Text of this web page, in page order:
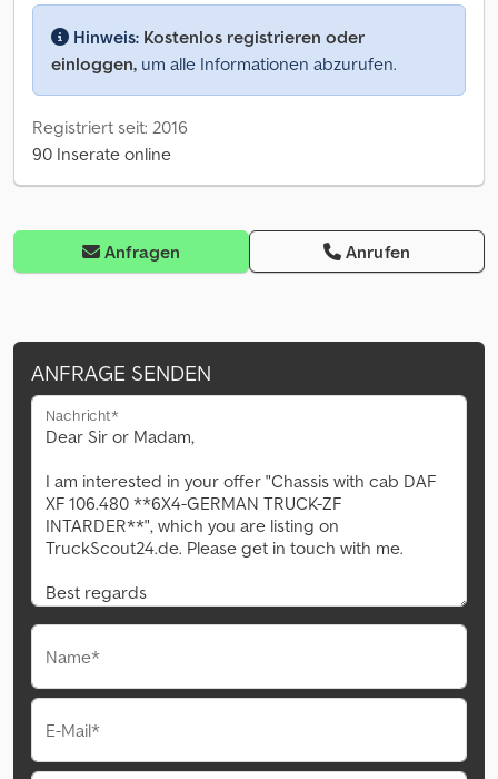
Hinweis: Kostenlos registrieren oder
einloggen, um alle Informationen abzurufen.
Registriert seit: 2016
90 Inserate online
Anfragen Anrufen
ANFRAGE SENDEN
Nachricht*
Name*
E-Mail*